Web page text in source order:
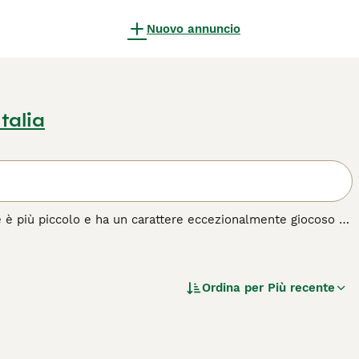
Nuovo annuncio
più piccolo e ha un carattere eccezionalmente giocoso e
se possono essere testardi, possono imparare a fare
Ordina per Più recente